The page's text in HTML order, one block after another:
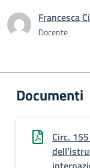
Francesca
Docente
Documenti
Circ.